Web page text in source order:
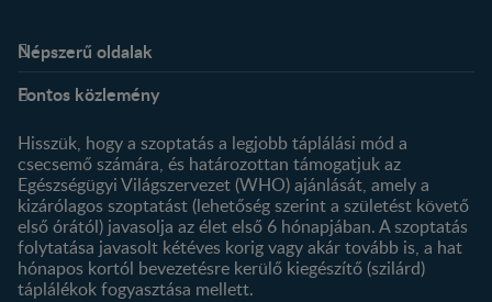
Népszerű oldalak
Kapcsolat
Történetünk
Profilom
Termékeink
Termék kereső
Fontos közlemény
Hisszük, hogy a szoptatás a legjobb táplálási mód a
csecsemő számára, és határozottan támogatjuk az
Egészségügyi Világszervezet (WHO) ajánlását, amely a
kizárólagos szoptatást (lehetőség szerint a születést követő
első órától) javasolja az élet első 6 hónapjában. A szoptatás
folytatása javasolt kétéves korig vagy akár tovább is, a hat
hónapos kortól bevezetésre kerülő kiegészítő (szilárd)
táplálékok fogyasztása mellett.